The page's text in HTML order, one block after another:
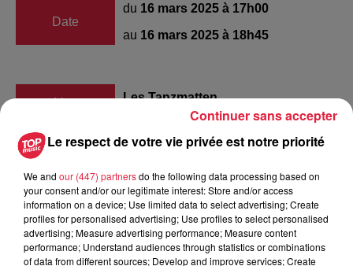
Date
du 16 mars 2025 à 17h00
au 16 mars 2025 à 18h45
Lieu
Les Tanzmatten
Sélestat
Organisateur
https://www.tanzmatten.fr/saison-
culturelle/programmation.html
Tarif Payant
Le respect de votre vie privée est notre priorité
We and our (447) partnersdo the following data processing based on
your consent and/or our legitimate interest: Store and/or access
information on a device; Use limited data to select advertising; Create
profiles for personalised advertising; Use profiles to select personalised
advertising; Measure advertising performance; Measure content
performance; Understand audiences through statistics or combinations
of data from different sources; Develop and improve services; Create
Continuer sans accepter